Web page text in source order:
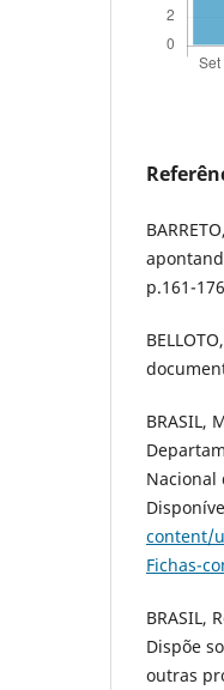
p.161-
BRASIL,
Nacional
content/
Fichas-
BRASIL,
Dispõe
outras